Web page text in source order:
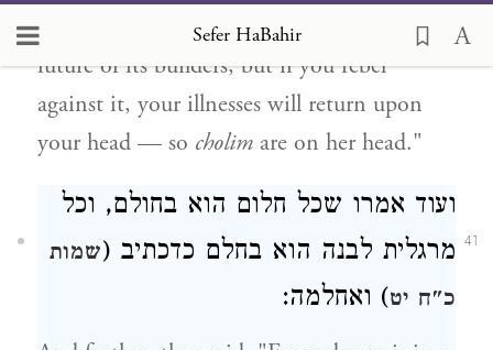
Sefer HaBahir
you listen, your body will recover for the
future of its builders, but if you rebel
against it, your illnesses will return upon
your head — so cholim are on her head."
41
ועוד אמרו שכל חלום הוא בחולם, וכל
מרגלית לבנה הוא בחלם כדכתיב (שמות
כ"ח יט) ואחלמה: